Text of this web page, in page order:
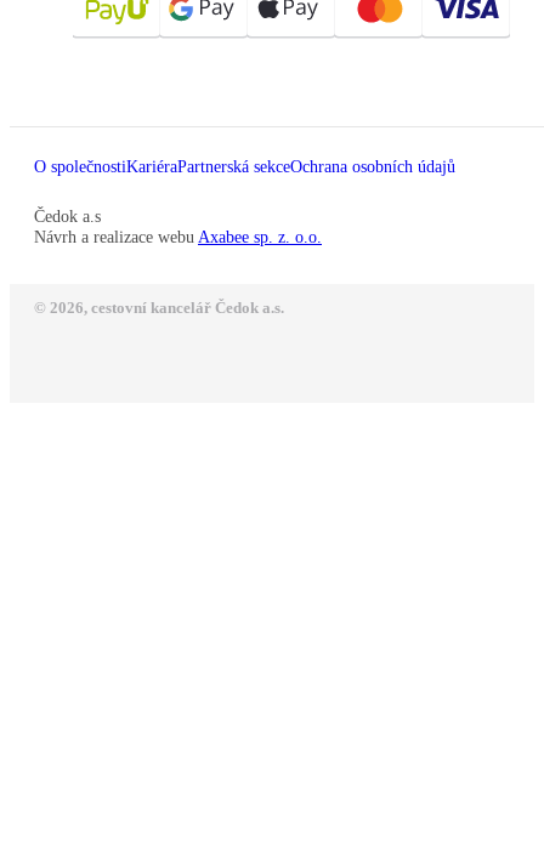
O společnostiKariéraPartnerská sekceOchrana osobních údajů
Čedok a.s
Návrh a realizace webu Axabee sp. z. o.o.
© 2026, cestovní kancelář Čedok a.s.